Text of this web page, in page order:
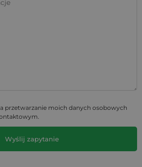
przetwarzanie moich danych osobowych